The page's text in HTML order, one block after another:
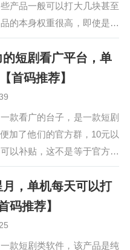
产品一般可以打大几块甚至
的本身权重很高，即使是废
。不过最好是养机状态去打
这类产品一不小心就是拿顶
列产品只…
短剧看广平台，单
首码推荐】
款看广的台子，是一款短剧
加了他们的官方群，10元以
以补贴，这不是等于官方花
养机吗？好在我一个手机效
前前后后打了十多块，并且我
内转，…
，单机每天可以打
码推荐】
款短剧类软件，该产品是纯